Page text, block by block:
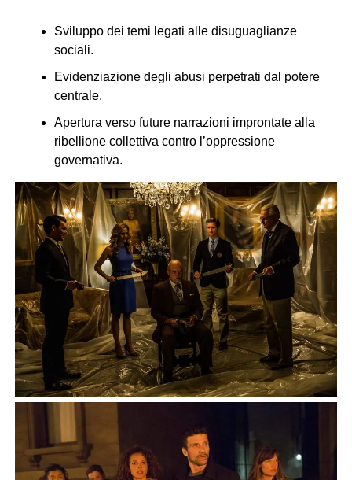
Sviluppo dei temi legati alle disuguaglianze
sociali.
Evidenziazione degli abusi perpetrati dal potere
centrale.
Apertura verso future narrazioni improntate alla
ribellione collettiva contro l’oppressione
governativa.